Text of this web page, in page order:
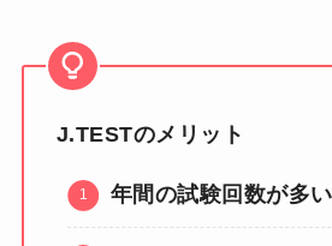
J.TESTのメリット
年間の試験回数が多い